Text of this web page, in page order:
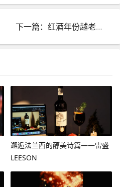
下一篇：红酒年份越老越好吗？
邂逅法兰西的醇美诗篇——雷盛
LEESON